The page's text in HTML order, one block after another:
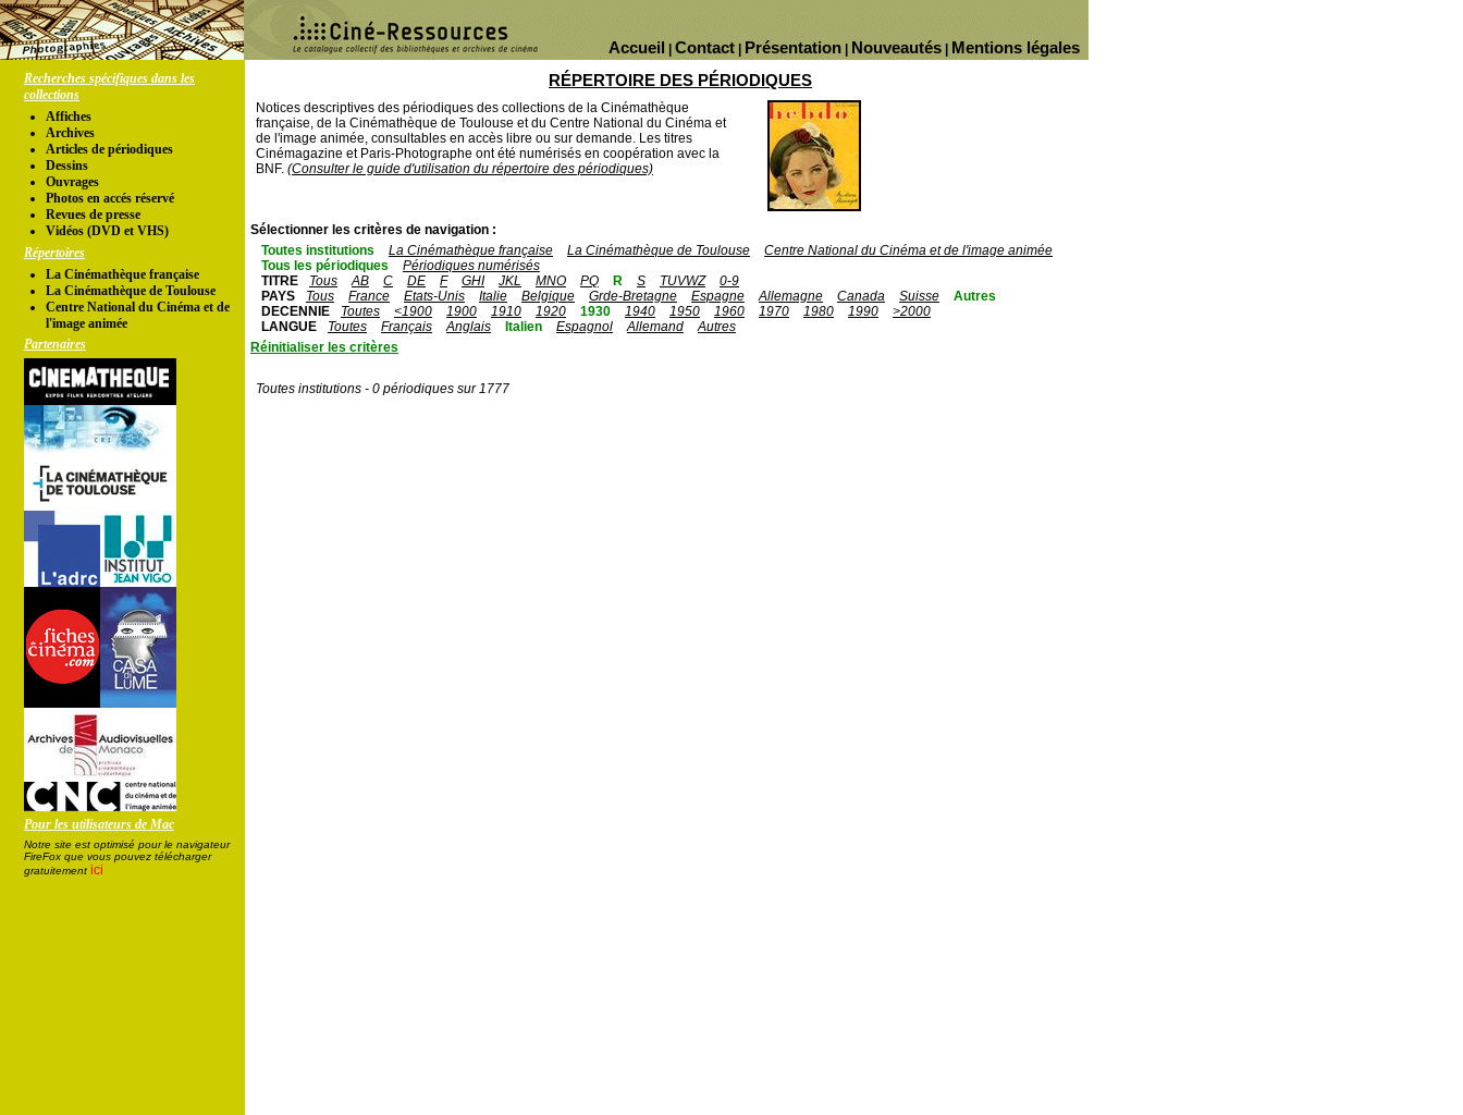
Mentions légales
Nouveautés
Présentation
Contact
Accueil
Recherches spécifiques dans les
collections
Affiches
Archives
Articles de périodiques
Dessins
Ouvrages
Photos en accés réservé
Revues de presse
Vidéos (DVD et VHS)
Répertoires
La Cinémathèque française
La Cinémathèque de Toulouse
Centre National du Cinéma et de
l'image animée
Partenaires
Pour les utilisateurs de Mac
Notre site est optimisé pour le navigateur
FireFox que vous pouvez télécharger
gratuitement ici
RÉPERTOIRE DES PÉRIODIQUES
Notices descriptives des périodiques des collections de la Cinémathèque
française, de la Cinémathèque de Toulouse et du Centre National du Cinéma et
de l'image animée, consultables en accès libre ou sur demande. Les titres
Cinémagazine et Paris-Photographe ont été numérisés en coopération avec la
BNF. (Consulter le guide d'utilisation du répertoire des périodiques)
Sélectionner les critères de navigation :
Toutes institutions
La Cinémathèque française La Cinémathèque de Toulouse
Centre National du Cinéma et de l'image animée
Tous les périodiques
Périodiques numérisés
TITRE
Tous AB C DE F GHI JKL MNO PQ R S TUVWZ
0-9
PAYS
Tous France Etats-Unis Italie Belgique Grde-Bretagne Espagne Allemagne Canada Suisse
Autres
DECENNIE
Toutes <1900 1900 1910 1920 1930 1940 1950 1960 1970 1980 1990
>2000
LANGUE
Toutes Français Anglais Italien Espagnol Allemand
Autres
Réinitialiser les critères
Toutes institutions - 0 périodiques sur 1777